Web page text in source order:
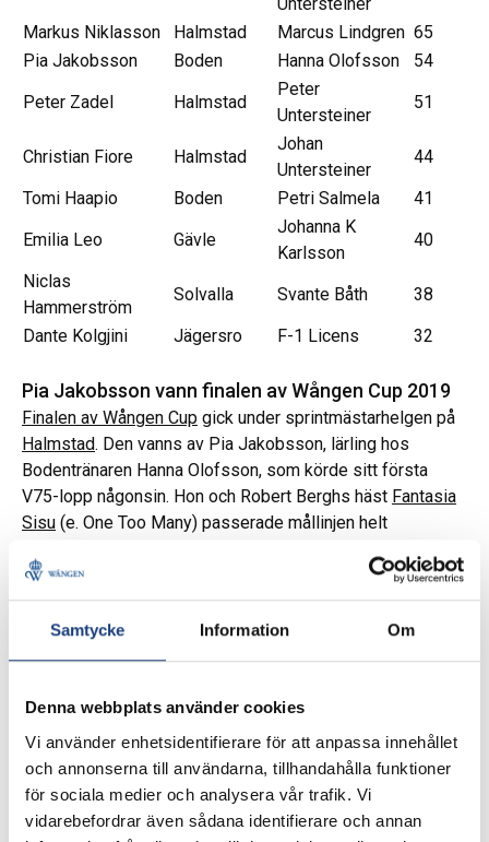
Samtycke Information Om
Denna webbplats använder cookies
Vi använder enhetsidentifierare för att anpassa innehållet
och annonserna till användarna, tillhandahålla funktioner
för sociala medier och analysera vår trafik. Vi
vidarebefordrar även sådana identifierare och annan
Markus Niklasson
Halmstad Marcus Lindgren 65
Pia Jakobsson
Boden Hanna Olofsson
54
Peter Zadel
Halmstad
Peter
Untersteiner
51
Christian Fiore Halmstad
Johan
Untersteiner
44
Tomi Haapio
Boden Petri Salmela
41
Emilia Leo
Gävle
Johanna K
Karlsson
40
Niclas
Hammerström
Solvalla Svante Båth
38
Dante Kolgjini
Jägersro F-1 Licens 32
Pia Jakobsson vann finalen av Wången Cup 2019
Finalen av Wången Cup gick under sprintmästarhelgen på
Halmstad. Den vanns av Pia Jakobsson, lärling hos
Bodentränaren Hanna Olofsson, som körde sitt första
V75-lopp någonsin. Hon och Robert Berghs häst Fantasia
Sisu (e. One Too Many) passerade mållinjen helt